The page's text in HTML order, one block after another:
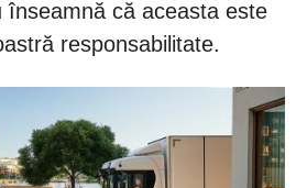
înseamnă că aceasta este
responsabilitate.